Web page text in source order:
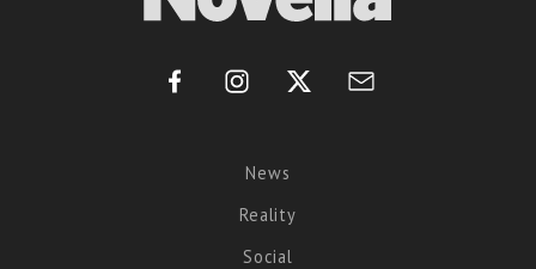
News
Reality
Social